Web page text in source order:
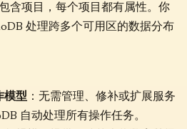
含项目，每个项目都有属性。你
处理跨多个可用区的数据分布
模型 ：无需管理、修补或扩展服务
自动处理所有操作任务。